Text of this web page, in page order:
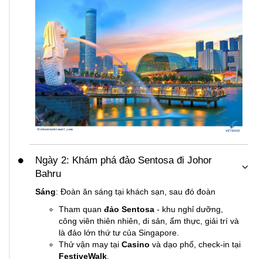
Ngày 2: Khám phá đảo Sentosa đi Johor
Bahru
Sáng: Đoàn ăn sáng tại khách sạn, sau đó đoàn
Tham quan đảo Sentosa - khu nghỉ dưỡng,
công viên thiên nhiên, di sản, ẩm thực, giải trí và
là đảo lớn thứ tư của Singapore.
Thử vận may tại Casino và dạo phố, check-in tại
FestiveWalk